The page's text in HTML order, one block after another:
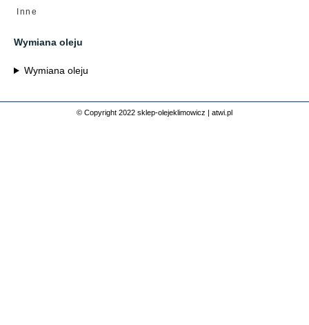
Inne
Wymiana oleju
Wymiana oleju
© Copyright 2022 sklep-olejeklimowicz | atwi.pl